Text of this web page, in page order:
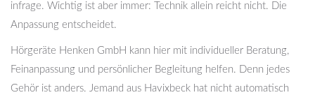
infrage. Wichtig ist aber immer: Technik allein reicht nicht. Die
Anpassung entscheidet.
Hörgeräte Henken GmbH kann hier mit individueller Beratung,
Feinanpassung und persönlicher Begleitung helfen. Denn jedes
Gehör ist anders. Jemand aus Havixbeck hat nicht automatisch